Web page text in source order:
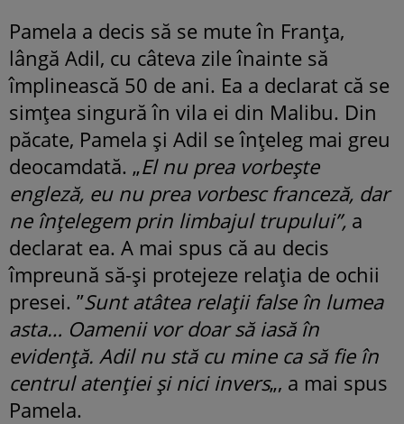
Pamela a decis să se mute în Franța,
lângă Adil, cu câteva zile înainte să
împlinească 50 de ani. Ea a declarat că se
simțea singură în vila ei din Malibu. Din
păcate, Pamela și Adil se înțeleg mai greu
deocamdată. „El nu prea vorbeşte
engleză, eu nu prea vorbesc franceză, dar
ne înțelegem prin limbajul trupului”, a
declarat ea. A mai spus că au decis
împreună să-și protejeze relația de ochii
presei. ”Sunt atâtea relaţii false în lumea
asta… Oamenii vor doar să iasă în
evidenţă. Adil nu stă cu mine ca să fie în
centrul atenţiei şi nici invers„, a mai spus
Pamela.